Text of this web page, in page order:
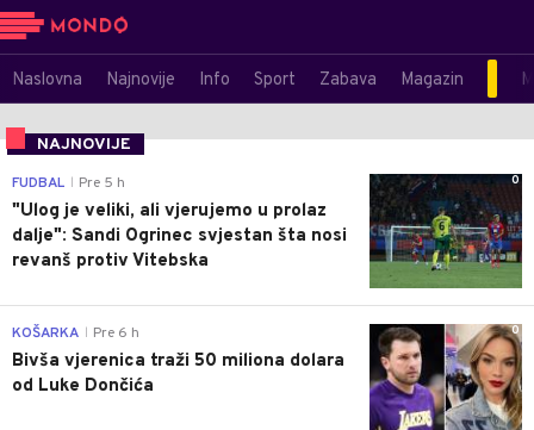
Naslovna Najnovije Info Sport Zabava Magazin
NAJNOVIJE
0
FUDBAL Pre 5 h
"Ulog je veliki, ali vjerujemo u prolaz
dalje": Sandi Ogrinec svjestan šta nosi
revanš protiv Vitebska
0
KOŠARKA Pre 6 h
Bivša vjerenica traži 50 miliona dolara
od Luke Dončića